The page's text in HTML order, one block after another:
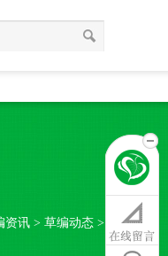
稻夫草编制品厂
资讯 > 草编动态 >